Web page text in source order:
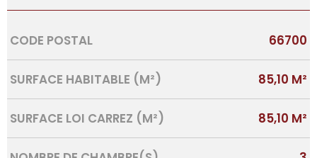
Caractérisque
CODE POSTAL 66700
SURFACE HABITABLE (M²) 85,10 M²
SURFACE LOI CARREZ (M²) 85,10 M²